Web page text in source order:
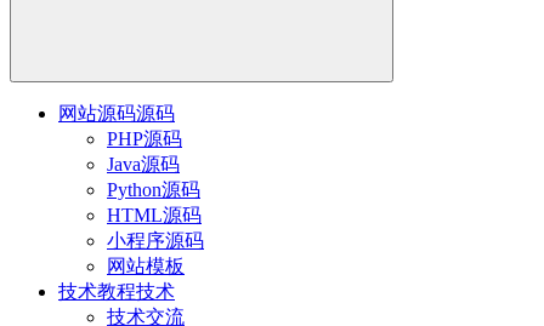
网站源码源码
PHP源码
Java源码
Python源码
HTML源码
小程序源码
网站模板
技术教程技术
技术交流